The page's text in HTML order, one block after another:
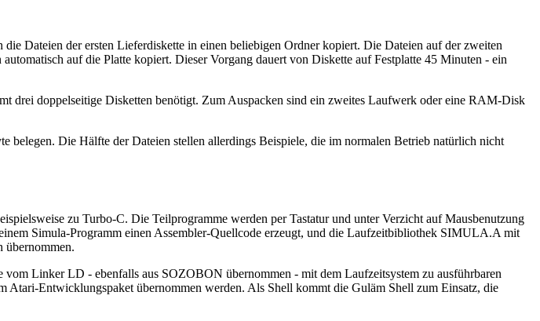
Dateien der ersten Lieferdiskette in einen beliebigen Ordner kopiert. Die Dateien auf der zweiten
auf die Platte kopiert. Dieser Vorgang dauert von Diskette auf Festplatte 45 Minuten - ein
drei doppelseitige Disketten benötigt. Zum Auspacken sind ein zweites Laufwerk oder eine RAM-Disk
belegen. Die Hälfte der Dateien stellen allerdings Beispiele, die im normalen Betrieb natürlich nicht
zu Turbo-C. Die Teilprogramme werden per Tastatur und unter Verzicht auf Mausbenutzung
Simula-Programm einen Assembler-Quellcode erzeugt, und die Laufzeitbibliothek SIMULA.A mit
übernommen.
Linker LD - ebenfalls aus SOZOBON übernommen - mit dem Laufzeitsystem zu ausführbaren
Entwicklungspaket übernommen werden. Als Shell kommt die Guläm Shell zum Einsatz, die